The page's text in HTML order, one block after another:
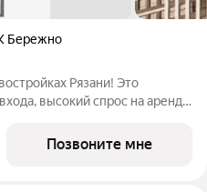
Бережно
Рязани! Это
высокий спрос на аренду
и
Позвоните мне